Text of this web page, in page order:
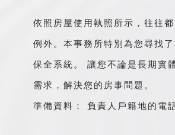
依照房屋使用執照所示，往往
例外。本事務所特別為您尋找
保全系統。 讓您不論是長期實
需求，解決您的房事問題。
準備資料： 負責人戶籍地的電